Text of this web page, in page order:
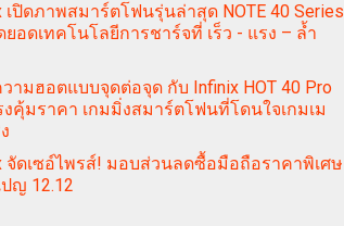
เปิดภาพสมาร์ตโฟนรุ่นล่าสุด NOTE 40 Series
อดเทคโนโลยีการชาร์จที่ เร็ว - แรง – ล้ำ
วามฮอตแบบจุดต่อจุด กับ Infinix HOT 40 Pro
คุ้มราคา เกมมิ่งสมาร์ตโฟนที่โดนใจเกมเม
จัดเซอ์ไพรส์! มอบส่วนลดซื้อมือถือราคาพิเศษ
ญ 12.12